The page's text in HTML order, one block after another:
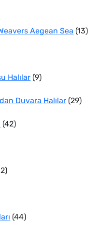
Aegean Sea 1313
Halılar 99
ürün
Duvara Halılar 2929
4242
12
4444